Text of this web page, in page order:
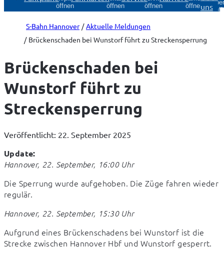
öffnen
öffnen
öffnen
öffnenuns
S-Bahn Hannover
Aktuelle Meldungen
Brückenschaden bei Wunstorf führt zu Streckensperrung
Brückenschaden bei
Wunstorf führt zu
Streckensperrung
Veröffentlicht: 22. September 2025
Update:
Hannover, 22. September, 16:00 Uhr
Die Sperrung wurde aufgehoben. Die Züge fahren wieder
regulär.
Hannover, 22. September, 15:30 Uhr
Aufgrund eines Brückenschadens bei Wunstorf ist die
Strecke zwischen Hannover Hbf und Wunstorf gesperrt.